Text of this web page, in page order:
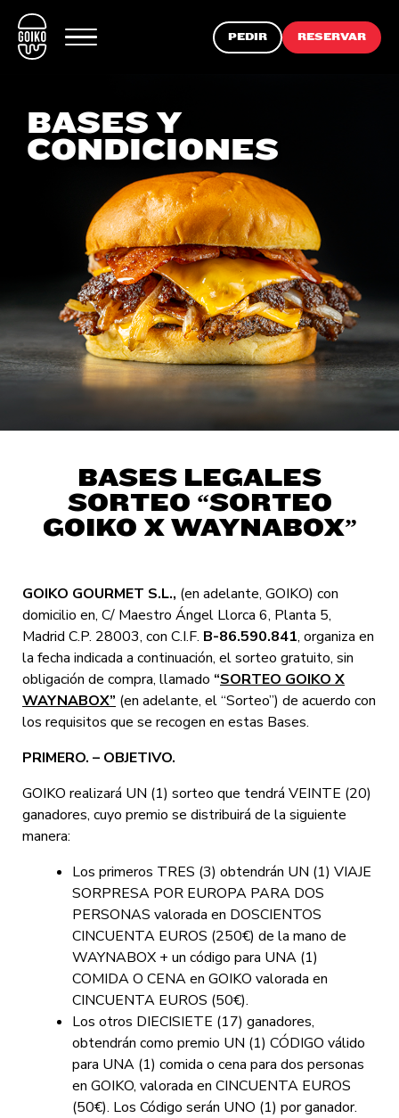
PEDIR RESERVAR
BASES Y
CONDICIONES
BASES LEGALES
SORTEO “SORTEO
GOIKO X WAYNABOX”
GOIKO GOURMET S.L., (en adelante, GOIKO) con
domicilio en, C/ Maestro Ángel Llorca 6, Planta 5,
Madrid C.P. 28003, con C.I.F. B-86.590.841, organiza en
la fecha indicada a continuación, el sorteo gratuito, sin
obligación de compra, llamado “SORTEO GOIKO X
WAYNABOX” (en adelante, el “Sorteo”) de acuerdo con
los requisitos que se recogen en estas Bases.
PRIMERO. – OBJETIVO.
GOIKO realizará UN (1) sorteo que tendrá VEINTE (20)
ganadores, cuyo premio se distribuirá de la siguiente
manera:
Los primeros TRES (3) obtendrán UN (1) VIAJE
SORPRESA POR EUROPA PARA DOS
PERSONAS valorada en DOSCIENTOS
CINCUENTA EUROS (250€) de la mano de
WAYNABOX + un código para UNA (1)
COMIDA O CENA en GOIKO valorada en
CINCUENTA EUROS (50€).
Los otros DIECISIETE (17) ganadores,
obtendrán como premio UN (1) CÓDIGO válido
para UNA (1) comida o cena para dos personas
en GOIKO, valorada en CINCUENTA EUROS
(50€). Los Código serán UNO (1) por ganador.